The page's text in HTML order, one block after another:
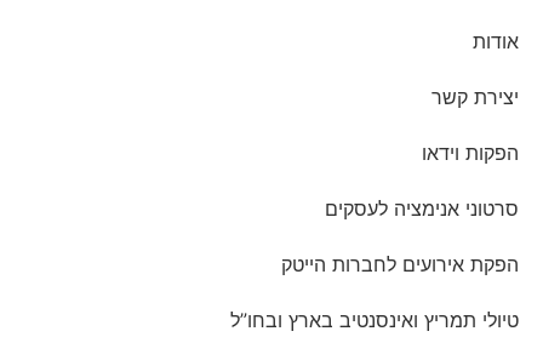
אודות
יצירת קשר
הפקות וידאו
סרטוני אנימציה לעסקים
הפקת אירועים לחברות הייטק
טיולי תמריץ ואינסנטיב בארץ ובחו”ל